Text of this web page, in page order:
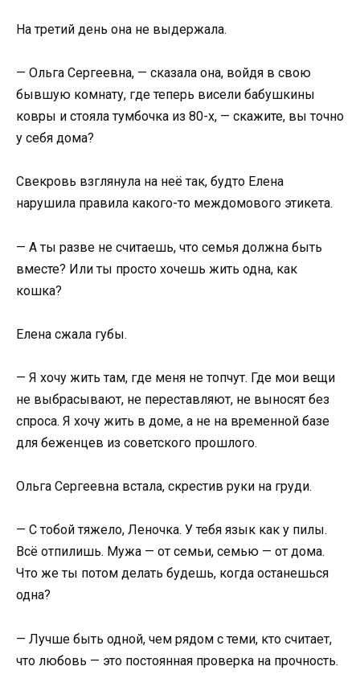
На третий день она не выдержала.
— Ольга Сергеевна, — сказала она, войдя в свою
бывшую комнату, где теперь висели бабушкины
ковры и стояла тумбочка из 80-х, — скажите, вы точно
у себя дома?
Свекровь взглянула на неё так, будто Елена
нарушила правила какого-то междомового этикета.
— А ты разве не считаешь, что семья должна быть
вместе? Или ты просто хочешь жить одна, как
кошка?
Елена сжала губы.
— Я хочу жить там, где меня не топчут. Где мои вещи
не выбрасывают, не переставляют, не выносят без
спроса. Я хочу жить в доме, а не на временной базе
для беженцев из советского прошлого.
Ольга Сергеевна встала, скрестив руки на груди.
— С тобой тяжело, Леночка. У тебя язык как у пилы.
Всё отпилишь. Мужа — от семьи, семью — от дома.
Что же ты потом делать будешь, когда останешься
одна?
— Лучше быть одной, чем рядом с теми, кто считает,
что любовь — это постоянная проверка на прочность.